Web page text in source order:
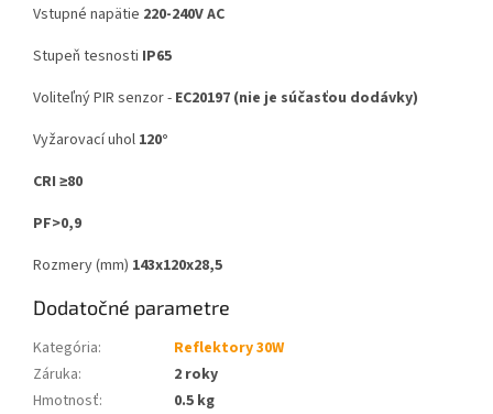
Vstupné napätie 220-240V AC
Stupeň tesnosti IP65
Voliteľný PIR senzor - EC20197 (nie je súčasťou dodávky)
Vyžarovací uhol 120°
CRI ≥80
PF>0,9
Rozmery (mm) 143x120x28,5
Dodatočné parametre
Kategória:
Reflektory 30W
Záruka:
2 roky
Hmotnosť:
0.5 kg